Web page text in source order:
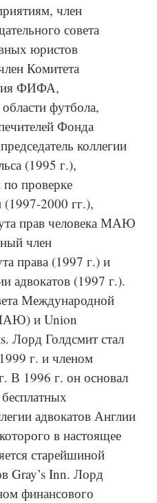
член
совета
юристов
Комитета
ФИФА,
футбола,
Фонда
коллегии
(1995 г.),
по проверке
(1997-2000 гг.),
прав человека МАЮ
член
права (1997 г.) и
адвокатов (1997 г.).
Международной
и Union
Лорд Голдсмит стал
г. и членом
В 1996 г. он основал
адвокатов Англии
в настоящее
старейшиной
Gray’s Inn. Лорд
финансового